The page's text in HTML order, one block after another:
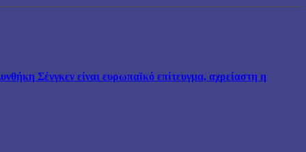
Σένγκεν είναι ευρωπαϊκό επίτευγμα, αχρείαστη η